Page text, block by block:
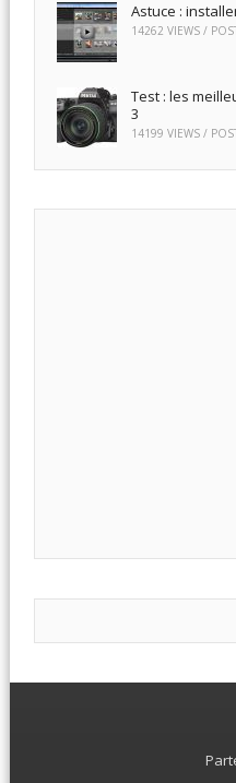
Astuce :
14262 VIEWS /
Test : les
3
14199 VIEWS /